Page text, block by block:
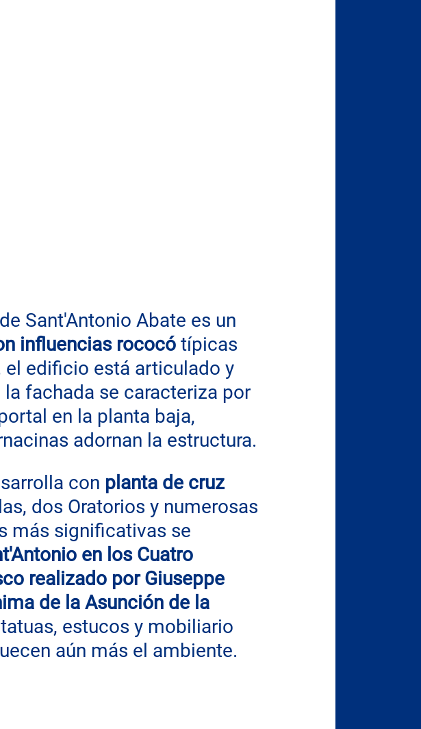
Sant'Antonio Abate es un
influencias rococó típicas
el edificio está articulado y
fachada se caracteriza por
en la planta baja,
adornan la estructura.
con planta de cruz
dos Oratorios y numerosas
más significativas se
en los Cuatro
realizado por Giuseppe
de la Asunción de la
estucos y mobiliario
aún más el ambiente.